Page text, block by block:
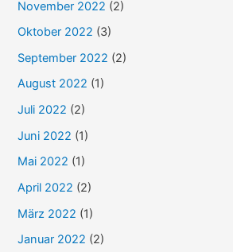
November 2022 (2)
Oktober 2022 (3)
September 2022 (2)
August 2022 (1)
Juli 2022 (2)
Juni 2022 (1)
Mai 2022 (1)
April 2022 (2)
März 2022 (1)
Januar 2022 (2)